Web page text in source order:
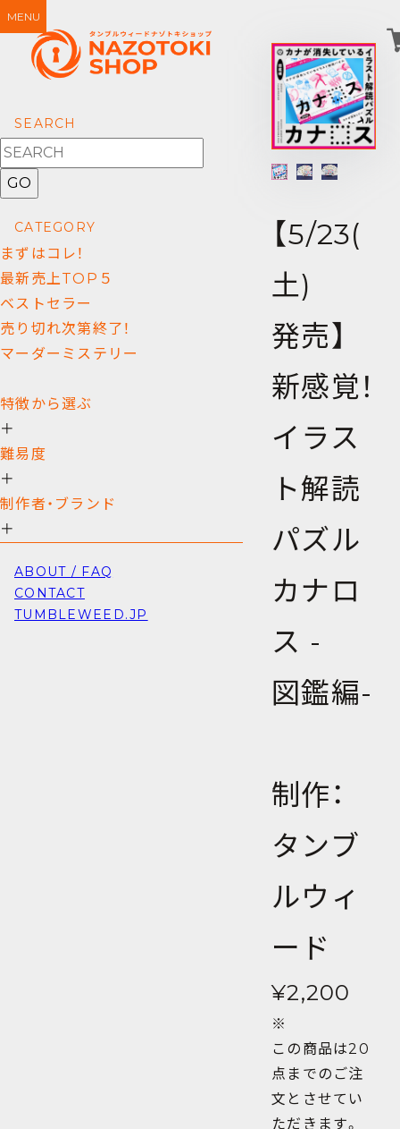
MENU
SEARCH
GO
CATEGORY
まずはコレ！
最新売上TOP５
ベストセラー
売り切れ次第終了！
マーダーミステリー
特徴から選ぶ
＋
難易度
＋
制作者・ブランド
＋
ABOUT / FAQ
CONTACT
TUMBLEWEED.JP
【5/23(
土)
発売】
新感覚！
イラス
ト解読
パズル
カナロ
ス -
図鑑編-
制作：
タンブ
ルウィ
ード
¥2,200
※
この商品は20
点までのご注
文とさせてい
ただきます。